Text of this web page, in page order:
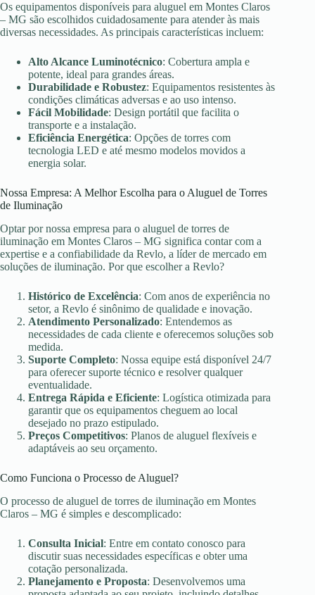
Os equipamentos disponíveis para aluguel em Montes Claros
– MG são escolhidos cuidadosamente para atender às mais
diversas necessidades. As principais características incluem:
Alto Alcance Luminotécnico: Cobertura ampla e
potente, ideal para grandes áreas.
Durabilidade e Robustez: Equipamentos resistentes às
condições climáticas adversas e ao uso intenso.
Fácil Mobilidade: Design portátil que facilita o
transporte e a instalação.
Eficiência Energética: Opções de torres com
tecnologia LED e até mesmo modelos movidos a
energia solar.
Nossa Empresa: A Melhor Escolha para o Aluguel de Torres
de Iluminação
Optar por nossa empresa para o aluguel de torres de
iluminação em Montes Claros – MG significa contar com a
expertise e a confiabilidade da Revlo, a líder de mercado em
soluções de iluminação. Por que escolher a Revlo?
Histórico de Excelência: Com anos de experiência no
setor, a Revlo é sinônimo de qualidade e inovação.
Atendimento Personalizado: Entendemos as
necessidades de cada cliente e oferecemos soluções sob
medida.
Suporte Completo: Nossa equipe está disponível 24/7
para oferecer suporte técnico e resolver qualquer
eventualidade.
Entrega Rápida e Eficiente: Logística otimizada para
garantir que os equipamentos cheguem ao local
desejado no prazo estipulado.
Preços Competitivos: Planos de aluguel flexíveis e
adaptáveis ao seu orçamento.
Como Funciona o Processo de Aluguel?
O processo de aluguel de torres de iluminação em Montes
Claros – MG é simples e descomplicado:
Consulta Inicial: Entre em contato conosco para
discutir suas necessidades específicas e obter uma
cotação personalizada.
Planejamento e Proposta: Desenvolvemos uma